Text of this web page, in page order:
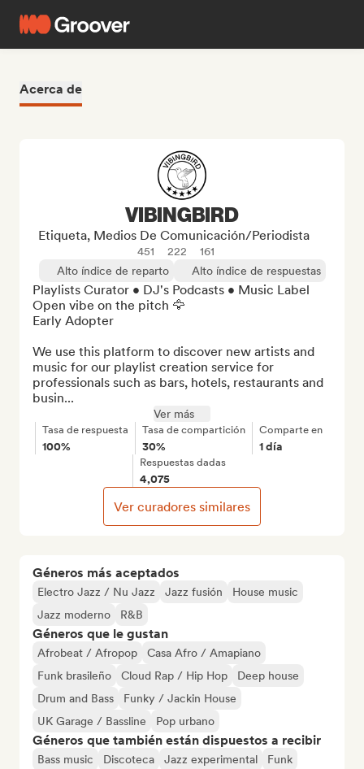
Acerca de
Géneros más aceptados
Electro Jazz / Nu Jazz Jazz fusión
House music
Jazz moderno
R&B
Géneros que le gustan
Afrobeat / Afropop
Casa Afro / Amapiano
Funk brasileño
Cloud Rap / Hip Hop
Deep house
Drum and Bass
Funky / Jackin House
UK Garage / Bassline
Pop urbano
Géneros que también están dispuestos a recibir
Bass music Discoteca Jazz experimental
Funk
VIBINGBIRD
Etiqueta, Medios De Comunicación/Periodista
451 222
161
Alto índice de reparto
Alto índice de respuestas
Playlists Curator • DJ's Podcasts • Music Label
Open vibe on the pitch 🦅
Early Adopter
We use this platform to discover new artists and
music for our playlist creation service for
professionals such as bars, hotels, restaurants and
busin...
Ver más
Tasa de respuesta
100%
Tasa de compartición
30%
Comparte en
1 día
Respuestas dadas
4,075
Ver curadores similares